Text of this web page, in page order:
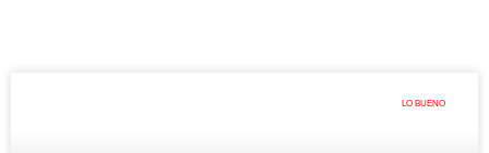
LO BUENO